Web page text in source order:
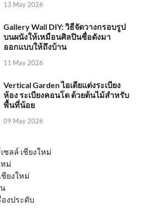
13 May 2026
Gallery Wall DIY: วิธีจัดวางกรอบรูป
บนผนังให้เหมือนศิลปินชื่อดังมา
ออกแบบให้ถึงบ้าน
11 May 2026
Vertical Garden ไอเดียแต่งระเบียง
ห้อง ระเบียงคอนโด ด้วยต้นไม้สำหรับ
พื้นที่น้อย
09 May 2026
ซลล์ เชียงใหม่
หม่
ยงใหม่
งประดับ